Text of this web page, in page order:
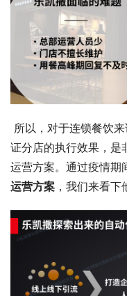
证分店的执行效果，是
运营方案。通过疫情期
运营方案 ，我们来看下